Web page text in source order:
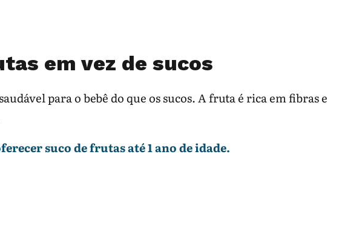
em vez de sucos
para o bebê do que os sucos. A fruta é rica em fibras e
suco de frutas até 1 ano de idade.